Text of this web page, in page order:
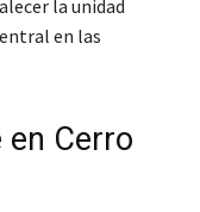
la unidad
en las
en Cerro